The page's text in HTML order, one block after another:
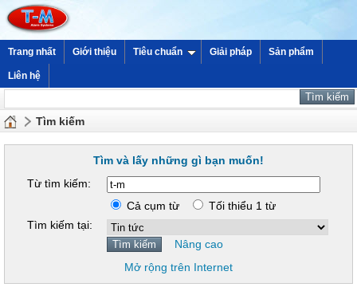
Trang nhất Giới thiệu Tiêu chuẩn Giải pháp Sản phẩm
Liên hệ
Tìm kiếm
Tìm và lấy những gì bạn muốn!
Từ tìm kiếm:
Cả cụm từ
Tối thiểu 1 từ
Tìm kiếm tại:
Nâng cao
Mở rộng trên Internet